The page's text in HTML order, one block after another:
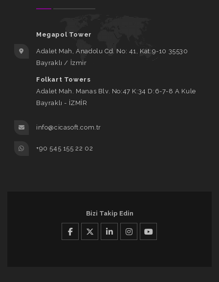
Megapol Tower
Adalet Mah, Anadolu Cd. No: 41, Kat:9-10 35530
Bayraklı / İzmir
Folkart Towers
Adalet Mah. Manas Blv. No:47 K:34 D:6-7-8 A Kule
Bayraklı - İZMİR
info@cicasoft.com.tr
+90 545 155 22 02
Bizi Takip Edin